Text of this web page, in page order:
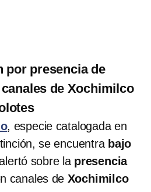
por presencia de
de Xochimilco
, especie catalogada en
se encuentra bajo
sobre la presencia
canales de Xochimilco